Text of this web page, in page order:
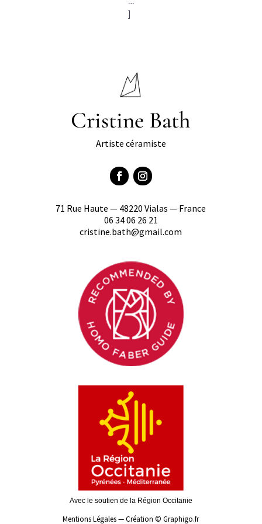
]
Cristine Bath
Artiste céramiste
71 Rue Haute — 48220 Vialas — France
06 34 06 26 21
cristine.bath@gmail.com
Avec le soutien de la Région Occitanie
Mentions Légales—Création © Graphigo.fr